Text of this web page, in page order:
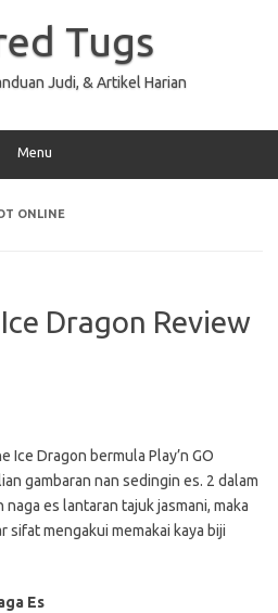
Tugs
Judi, & Artikel Harian
Menu
ONLINE
Dragon Review
Dragon bermula Play’n GO
gambaran nan sedingin es. 2 dalam
es lantaran tajuk jasmani, maka
sifat mengakui memakai kaya biji
Es